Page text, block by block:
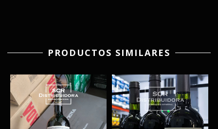
PRODUCTOS SIMILARES